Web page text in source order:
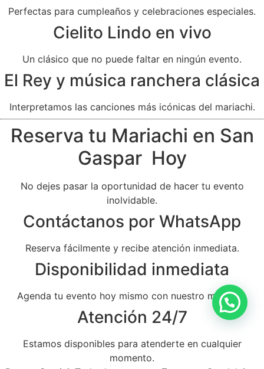
Perfectas para cumpleaños y celebraciones especiales.
Cielito Lindo en vivo
Un clásico que no puede faltar en ningún evento.
El Rey y música ranchera clásica
Interpretamos las canciones más icónicas del mariachi.
Reserva tu Mariachi en San
Gaspar Hoy
No dejes pasar la oportunidad de hacer tu evento
inolvidable.
Contáctanos por WhatsApp
Reserva fácilmente y recibe atención inmediata.
Disponibilidad inmediata
Agenda tu evento hoy mismo con nuestro mariachi.
Atención 24/7
Estamos disponibles para atenderte en cualquier
momento.